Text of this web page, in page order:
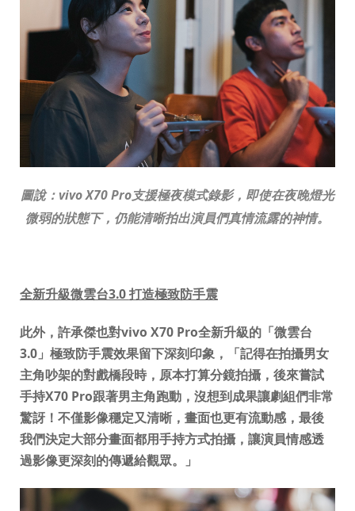
圖說： vivo X70 Pro支援極夜模式錄影， 即使在夜晚燈光
微弱的狀態下，仍能清晰拍出演員們真情流露的神情。
全新升級微雲台3.0打造極致防手震
此外，許承傑也對vivo X70 Pro全新升級的「微雲台
3.0」極致防手震效果留下深刻印象，「記得在拍攝男女
主角吵架的對戲橋段時，原本打算分鏡拍攝，後來嘗試
手持X70 Pro跟著男主角跑動，沒想到成果讓劇組們非常
驚訝！不僅影像穩定又清晰，畫面也更有流動感，最後
我們決定大部分畫面都用手持方式拍攝，讓演員情感透
過影像更深刻的傳遞給觀眾。」